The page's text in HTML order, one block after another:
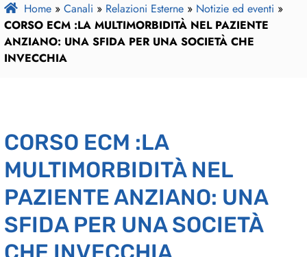
Home » Canali » Relazioni Esterne » Notizie ed eventi »
CORSO ECM :LA MULTIMORBIDITÀ NEL PAZIENTE
ANZIANO: UNA SFIDA PER UNA SOCIETÀ CHE
INVECCHIA
CORSO ECM :LA
MULTIMORBIDITÀ NEL
PAZIENTE ANZIANO: UNA
SFIDA PER UNA SOCIETÀ